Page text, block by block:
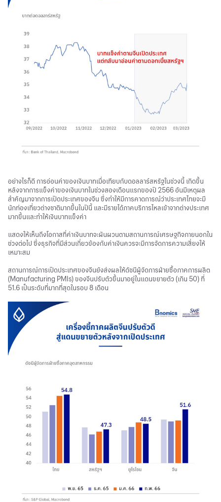
อย่างไรก็ดี การอ่อนค่าของเงินบาทเมื่อเทียบกับดอลลาร์สหรัฐในช่วงนี้ เกิดขึ้น
หลังจากการแข็งค่าของเงินบาทในช่วงสองเดือนแรกของปี 2566 อันมีเหตุผล
สำคัญมาจากการเปิดประเทศของจีน ซึ่งทำให้มีการคาดการณ์ว่าประเทศไทยจะมี
นักท่องเที่ยวต่างชาติมากขึ้นในปีนี้ และมีรายได้ภาคบริการไหลเข้าจากต่างประเทศ
มากขึ้นและทำให้เงินบาทแข็งค่า
แสดงให้เห็นถึงโอกาสที่ค่าเงินบาทจะผันผวนตามสถานการณ์เศรษฐกิจภายนอกใน
ช่วงต่อไป ซึ่งธุรกิจที่มีส่วนเกี่ยวข้องกับค่าเงินควรจะมีการจัดการความเสี่ยงให้
เหมาะสม
สถานการณ์การเปิดประเทศของจีนยังส่งผลให้ดัชนีผู้จัดการฝ่ายซื้อภาคการผลิต
(Manufacturing PMIs) ของจีนปรับตัวขึ้นมาอยู่ในแดนขยายตัว (เกิน 50) ที่
51.6 เป็นระดับที่มากที่สุดในรอบ 8 เดือน